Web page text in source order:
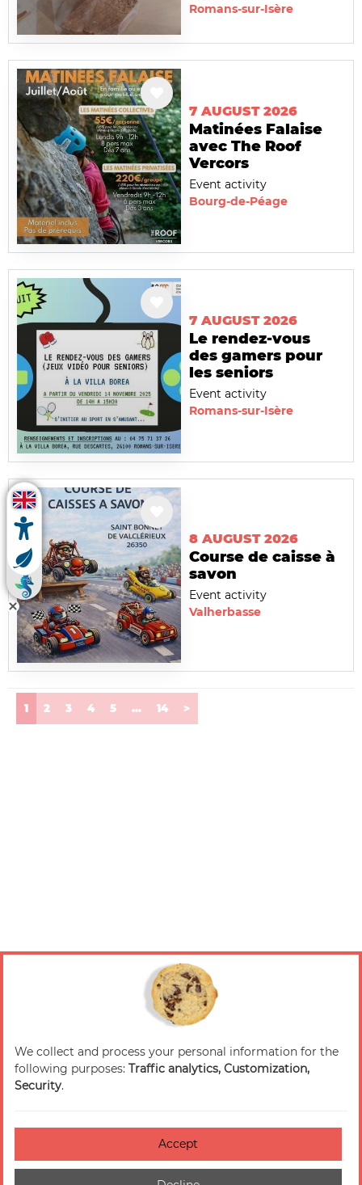
Romans-sur-Isère
7 AUGUST 2026
Matinées Falaise
avec The Roof
Vercors
Event activity
Bourg-de-Péage
7 AUGUST 2026
Le rendez-vous
des gamers pour
les seniors
Event activity
Romans-sur-Isère
8 AUGUST 2026
Course de caisse à
savon
Event activity
Valherbasse
1(current)
2 3 4 5 ... 14 >
We collect and process your personal information for the
following purposes: Traffic analytics, Customization,
Security.
Accept